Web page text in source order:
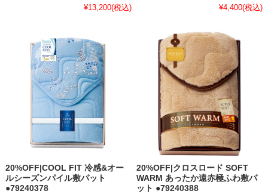
¥13,200(税込)
¥4,400(税込)
20%OFF|COOL FIT 冷感&オー
ルシーズンパイル敷パット
●79240378
20%OFF|クロスロード SOFT
WARM あったか遠赤極ふわ敷パ
ット ●79240388